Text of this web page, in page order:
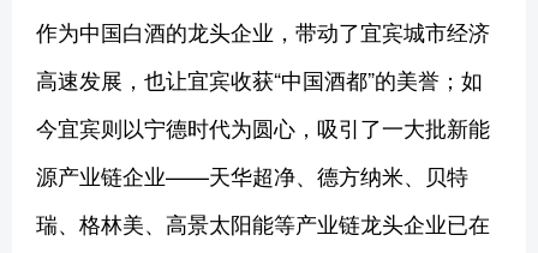
作为中国白酒的龙头企业，带动了宜宾城市经济
高速发展，也让宜宾收获“中国酒都”的美誉；如
今宜宾则以宁德时代为圆心，吸引了一大批新能
源产业链企业——天华超净、德方纳米、贝特
瑞、格林美、高景太阳能等产业链龙头企业已在